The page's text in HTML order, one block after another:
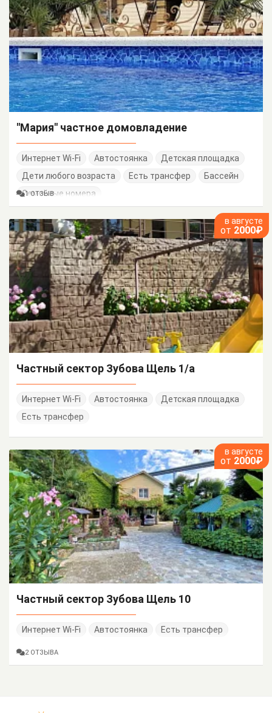
"Мария" частное домовладение
Интернет Wi-Fi Автостоянка
Детская площадка
Дети любого возраста
Есть трансфер
Бассейн
Семейные номера
1 ОТЗЫВ
в августе
от 2000₽
Частный сектор Зубова Щель 1/а
Интернет Wi-Fi Автостоянка
Детская площадка
Есть трансфер
в августе
от 2000₽
Частный сектор Зубова Щель 10
Интернет Wi-Fi Автостоянка Есть трансфер
2 ОТЗЫВА